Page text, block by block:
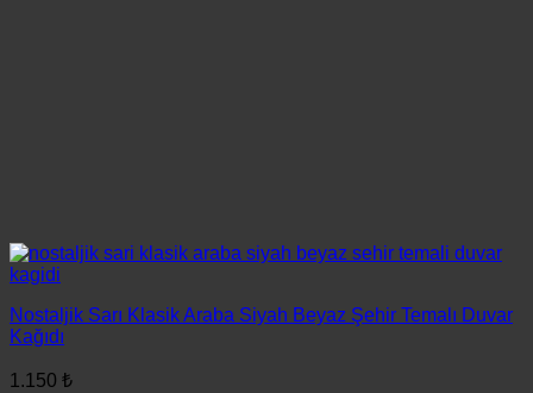
Nostaljik Sarı Klasik Araba Siyah Beyaz Şehir Temalı Duvar
Kağıdı
1.150 ₺